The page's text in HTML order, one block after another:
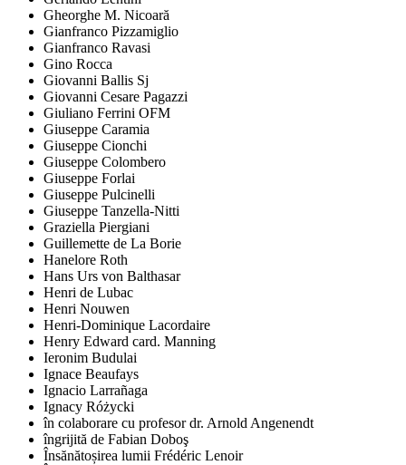
Gheorghe M. Nicoară
Gianfranco Pizzamiglio
Gianfranco Ravasi
Gino Rocca
Giovanni Ballis Sj
Giovanni Cesare Pagazzi
Giuliano Ferrini OFM
Giuseppe Caramia
Giuseppe Cionchi
Giuseppe Colombero
Giuseppe Forlai
Giuseppe Pulcinelli
Giuseppe Tanzella-Nitti
Graziella Piergiani
Guillemette de La Borie
Hanelore Roth
Hans Urs von Balthasar
Henri de Lubac
Henri Nouwen
Henri-Dominique Lacordaire
Henry Edward card. Manning
Ieronim Budulai
Ignace Beaufays
Ignacio Larrañaga
Ignacy Różycki
în colaborare cu profesor dr. Arnold Angenendt
îngrijită de Fabian Doboş
Însănătoșirea lumii Frédéric Lenoir